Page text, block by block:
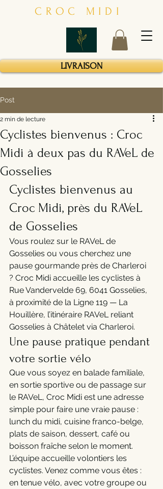
CROC MIDI
LIVRAISON
Post
Cyclistes bienvenus : Croc
Midi à deux pas du RAVeL de
Gosselies
2 min de lecture
Cyclistes bienvenus au
Croc Midi, près du RAVeL
de Gosselies
Vous roulez sur le RAVeL de
Gosselies ou vous cherchez une
pause gourmande près de Charleroi
? Croc Midi accueille les cyclistes à
Rue Vandervelde 69, 6041 Gosselies,
à proximité de la Ligne 119 — La
Houillère, l’itinéraire RAVeL reliant
Gosselies à Châtelet via Charleroi.
Une pause pratique pendant
votre sortie vélo
Que vous soyez en balade familiale,
en sortie sportive ou de passage sur
le RAVeL, Croc Midi est une adresse
simple pour faire une vraie pause :
lunch du midi, cuisine franco-belge,
plats de saison, dessert, café ou
boisson fraîche selon le moment.
L’équipe accueille volontiers les
cyclistes. Venez comme vous êtes :
en tenue vélo, avec votre groupe ou